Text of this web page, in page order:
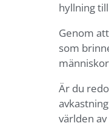
hyllning
Genom
som
Är du
världen av